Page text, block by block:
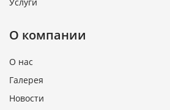
Услуги
О компании
О нас
Галерея
Новости